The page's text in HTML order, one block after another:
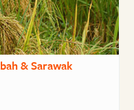
& Sarawak